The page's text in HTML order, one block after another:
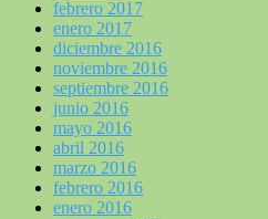
febrero 2017
enero 2017
diciembre 2016
noviembre 2016
septiembre 2016
junio 2016
mayo 2016
abril 2016
marzo 2016
febrero 2016
enero 2016